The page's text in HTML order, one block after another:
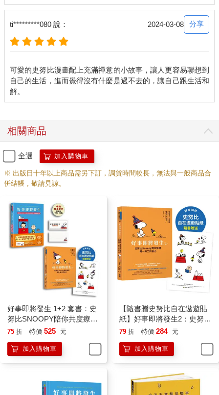
ti*********080 說： 2024-03-08 分享
可愛的史努比漫畫配上充滿禪意的小故事，讓人更容易聯想到
自己的生活，進而覺得沒有什麼是過不去的，讓自己跟生活和
相關商品
全選 加入購物車
※ 出版日十年以上商品需另下訂，調貨時間較長，無法與一般商品合
併結帳，敬請見諒。
好事即將發生 1+2 套書：史
努比SNOOPY陪你共度療癒
生活！
75 折 特價 525 元
加入購物車
【隨書贈史努比自在遨遊貼
紙】好事即將發生2：史努比
Snoopy陪你發現獨一無二的
79 折 特價 284 元
加入購物車